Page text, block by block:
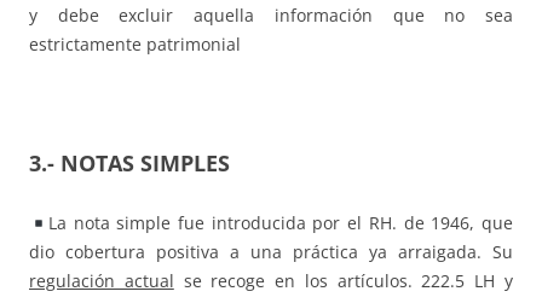
y debe excluir aquella información que no sea
estrictamente patrimonial
3.- NOTAS SIMPLES
La nota simple fue introducida por el RH. de 1946, que
dio cobertura positiva a una práctica ya arraigada. Su
regulación actual se recoge en los artículos. 222.5 LH y